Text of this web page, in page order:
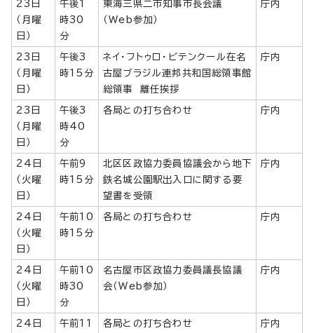
23日
（月曜
日）
午後1
時30
分
東海三県二市知事市長会議
（Web参加）
庁内
23日
（月曜
日）
午後3
時15分
ネイ・フトゥロ・ビテンクール在名
古屋ブラジル連邦共和国総領事館
総領事 離任挨拶
庁内
23日
（月曜
日）
午後3
時40
分
各局との打ち合わせ 庁内
24日
（火曜
日）
午前9
時15分
北区区政協力委員協議会から地下
鉄名城公園駅出入口に関する要
望書を受領
庁内
24日
（火曜
日）
午前10
時15分
各局との打ち合わせ 庁内
24日
（火曜
日）
午前10
時30
分
名古屋市区政協力委員議長協議
会（Web参加）
庁内
24日
午前11
各局との打ち合わせ 庁内